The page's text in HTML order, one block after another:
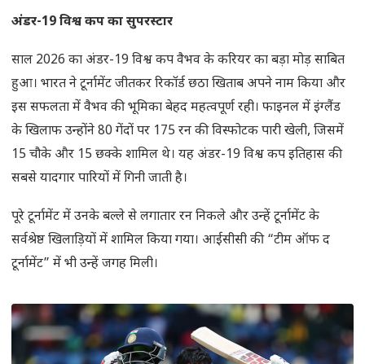
अंडर-19विश्व कप का सुपरस्टार
साल 2026 का अंडर-19 विश्व कप वैभव के करियर का बड़ा मोड़ साबित
हुआ। भारत ने टूर्नामेंट जीतकर रिकॉर्ड छठा खिताब अपने नाम किया और
इस सफलता में वैभव की भूमिका बेहद महत्वपूर्ण रही। फाइनल में इंग्लैंड
के खिलाफ उन्होंने 80 गेंदों पर 175 रन की विस्फोटक पारी खेली, जिसमें
15 चौके और 15 छक्के शामिल थे। यह अंडर-19 विश्व कप इतिहास की
सबसे यादगार पारियों में गिनी जाती है।
पूरे टूर्नामेंट में उनके बल्ले से लगातार रन निकले और उन्हें टूर्नामेंट के
सर्वश्रेष्ठ खिलाड़ियों में शामिल किया गया। आईसीसी की “टीम ऑफ द
टूर्नामेंट” में भी उन्हें जगह मिली।